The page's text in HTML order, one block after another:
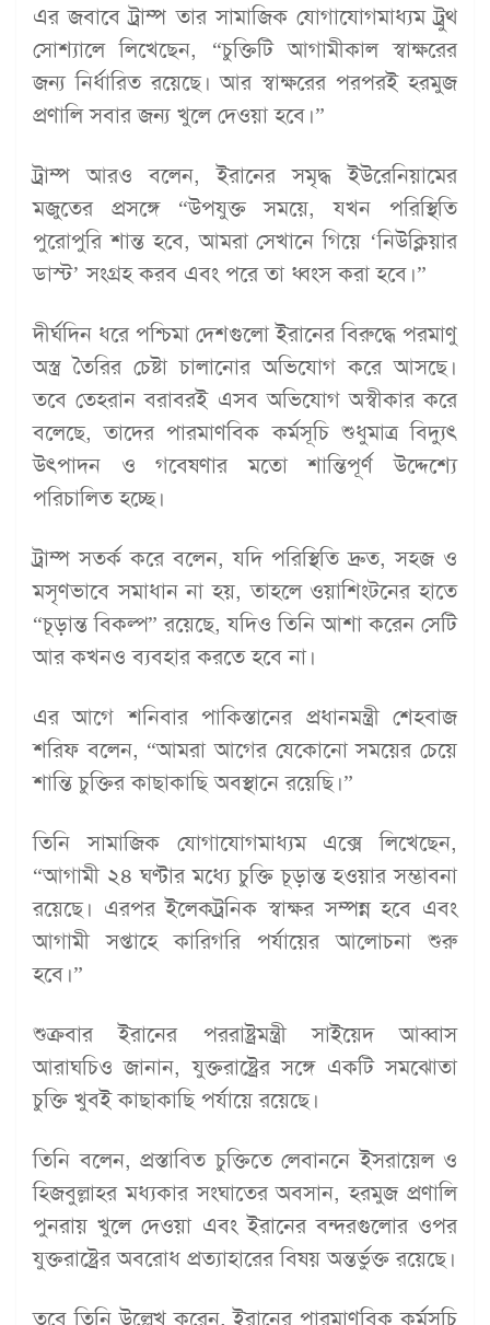
এর জবাবে ট্রাম্প তার সামাজিক যোগাযোগমাধ্যম ট্রুথ
সোশ্যালে লিখেছেন, “চুক্তিটি আগামীকাল স্বাক্ষরের
জন্য নির্ধারিত রয়েছে। আর স্বাক্ষরের পরপরই হরমুজ
প্রণালি সবার জন্য খুলে দেওয়া হবে।”
ট্রাম্প আরও বলেন, ইরানের সমৃদ্ধ ইউরেনিয়ামের
মজুতের প্রসঙ্গে “উপযুক্ত সময়ে, যখন পরিস্থিতি
পুরোপুরি শান্ত হবে, আমরা সেখানে গিয়ে ‘নিউক্লিয়ার
ডাস্ট’ সংগ্রহ করব এবং পরে তা ধ্বংস করা হবে।”
দীর্ঘদিন ধরে পশ্চিমা দেশগুলো ইরানের বিরুদ্ধে পরমাণু
অস্ত্র তৈরির চেষ্টা চালানোর অভিযোগ করে আসছে।
তবে তেহরান বরাবরই এসব অভিযোগ অস্বীকার করে
বলেছে, তাদের পারমাণবিক কর্মসূচি শুধুমাত্র বিদ্যুৎ
উৎপাদন ও গবেষণার মতো শান্তিপূর্ণ উদ্দেশ্যে
পরিচালিত হচ্ছে।
ট্রাম্প সতর্ক করে বলেন, যদি পরিস্থিতি দ্রুত, সহজ ও
মসৃণভাবে সমাধান না হয়, তাহলে ওয়াশিংটনের হাতে
“চূড়ান্ত বিকল্প” রয়েছে, যদিও তিনি আশা করেন সেটি
আর কখনও ব্যবহার করতে হবে না।
এর আগে শনিবার পাকিস্তানের প্রধানমন্ত্রী শেহবাজ
শরিফ বলেন, “আমরা আগের যেকোনো সময়ের চেয়ে
শান্তি চুক্তির কাছাকাছি অবস্থানে রয়েছি।”
তিনি সামাজিক যোগাযোগমাধ্যম এক্সে লিখেছেন,
“আগামী ২৪ ঘণ্টার মধ্যে চুক্তি চূড়ান্ত হওয়ার সম্ভাবনা
রয়েছে। এরপর ইলেকট্রনিক স্বাক্ষর সম্পন্ন হবে এবং
আগামী সপ্তাহে কারিগরি পর্যায়ের আলোচনা শুরু
হবে।”
শুক্রবার ইরানের পররাষ্ট্রমন্ত্রী সাইয়েদ আব্বাস
আরাঘচিও জানান, যুক্তরাষ্ট্রের সঙ্গে একটি সমঝোতা
চুক্তি খুবই কাছাকাছি পর্যায়ে রয়েছে।
তিনি বলেন, প্রস্তাবিত চুক্তিতে লেবাননে ইসরায়েল ও
হিজবুল্লাহর মধ্যকার সংঘাতের অবসান, হরমুজ প্রণালি
পুনরায় খুলে দেওয়া এবং ইরানের বন্দরগুলোর ওপর
যুক্তরাষ্ট্রের অবরোধ প্রত্যাহারের বিষয় অন্তর্ভুক্ত রয়েছে।
তবে তিনি উল্লেখ করেন, ইরানের পারমাণবিক কর্মসূচি